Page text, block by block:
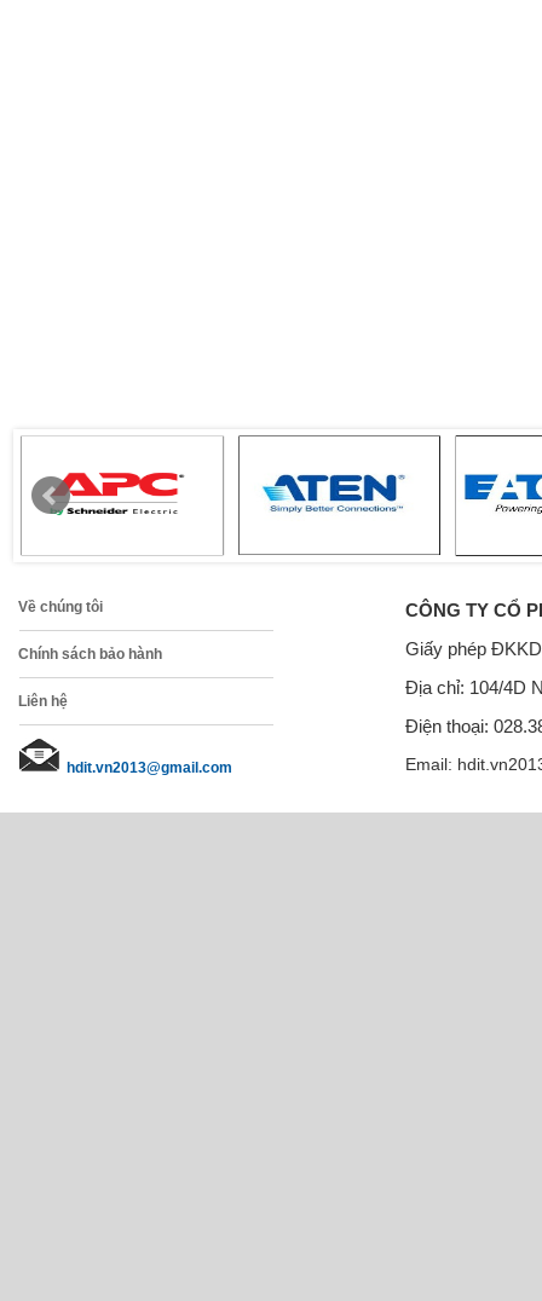
Về chúng tôi
Chính sách bảo hành
Liên hệ
hdit.vn2013@gmail.com
CÔNG TY CỔ
Giấy phép
Địa chỉ: 104/4D
Điện thoại:
Email: